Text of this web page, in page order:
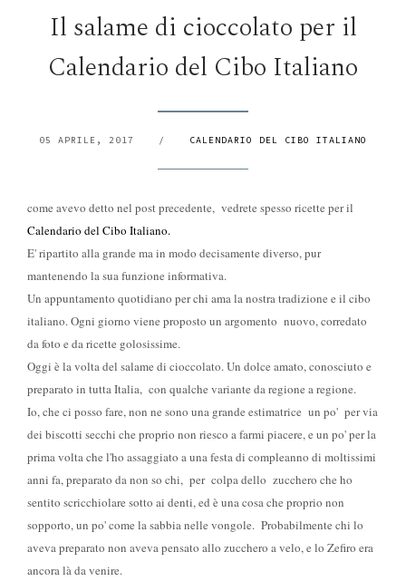
Il salame di cioccolato per il
Calendario del Cibo Italiano
05 APRILE, 2017 / CALENDARIO DEL CIBO ITALIANO
come avevo detto nel post precedente, vedrete spesso ricette per il
Calendario del Cibo Italiano.
E' ripartito alla grande ma in modo decisamente diverso, pur
mantenendo la sua funzione informativa.
Un appuntamento quotidiano per chi ama la nostra tradizione e il cibo
italiano. Ogni giorno viene proposto un argomento nuovo, corredato
da foto e da ricette golosissime.
Oggi è la volta del salame di cioccolato. Un dolce amato, conosciuto e
preparato in tutta Italia, con qualche variante da regione a regione.
Io, che ci posso fare, non ne sono una grande estimatrice un po' per via
dei biscotti secchi che proprio non riesco a farmi piacere, e un po' per la
prima volta che l'ho assaggiato a una festa di compleanno di moltissimi
anni fa, preparato da non so chi, per colpa dello zucchero che ho
sentito scricchiolare sotto ai denti, ed è una cosa che proprio non
sopporto, un po' come la sabbia nelle vongole. Probabilmente chi lo
aveva preparato non aveva pensato allo zucchero a velo, e lo Zefiro era
ancora là da venire.